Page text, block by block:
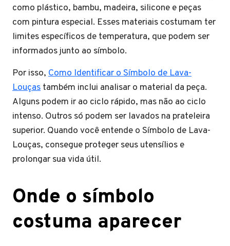
como plástico, bambu, madeira, silicone e peças
com pintura especial. Esses materiais costumam ter
limites específicos de temperatura, que podem ser
informados junto ao símbolo.
Por isso, Como Identificar o Símbolo de Lava-
Louças também inclui analisar o material da peça.
Alguns podem ir ao ciclo rápido, mas não ao ciclo
intenso. Outros só podem ser lavados na prateleira
superior. Quando você entende o Símbolo de Lava-
Louças, consegue proteger seus utensílios e
prolongar sua vida útil.
Onde o símbolo
costuma aparecer